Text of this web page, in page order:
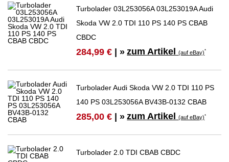
Turbolader 03L253056A 03L253019A Audi
Skoda VW 2.0 TDI 110 PS 140 PS CBAB
CBDC
284,99 € | » zum Artikel(auf eBay)*
Turbolader Audi Skoda VW 2.0 TDI 110 PS
140 PS 03L253056A BV43B-0132 CBAB
285,00 € | » zum Artikel(auf eBay)*
Turbolader 2.0 TDI CBAB CBDC